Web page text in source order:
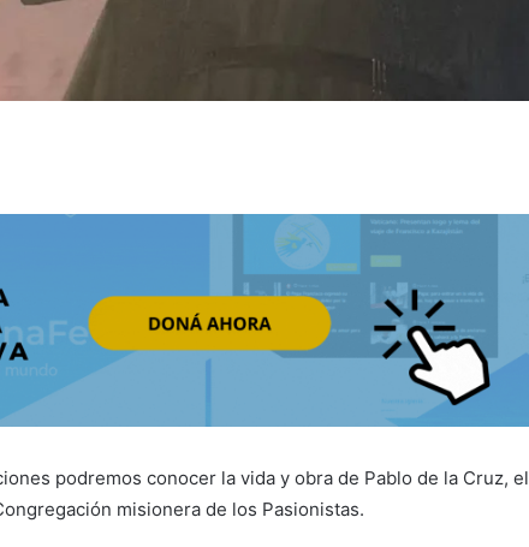
podremos conocer la vida y obra de Pablo de la Cruz, el
misionera de los Pasionistas.